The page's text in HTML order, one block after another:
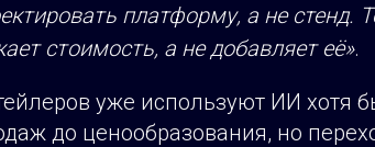
платформу, а не стенд.
стоимость, а не добавляет её».
уже используют ИИ хотя
до ценообразования, но